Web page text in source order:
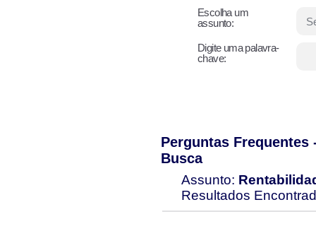
Escolha um
assunto:
Digite uma palavra-
chave:
Perguntas Frequentes
Busca
Assunto:
Resultados